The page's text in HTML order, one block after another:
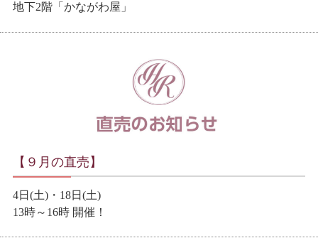
地下2階「かながわ屋」
【９月の直売】
4日(土)・18日(土)
13時～16時 開催！